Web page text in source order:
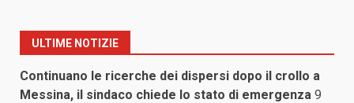
ULTIME NOTIZIE
Continuano le ricerche dei dispersi dopo il crollo a
Messina, il sindaco chiede lo stato di emergenza 9